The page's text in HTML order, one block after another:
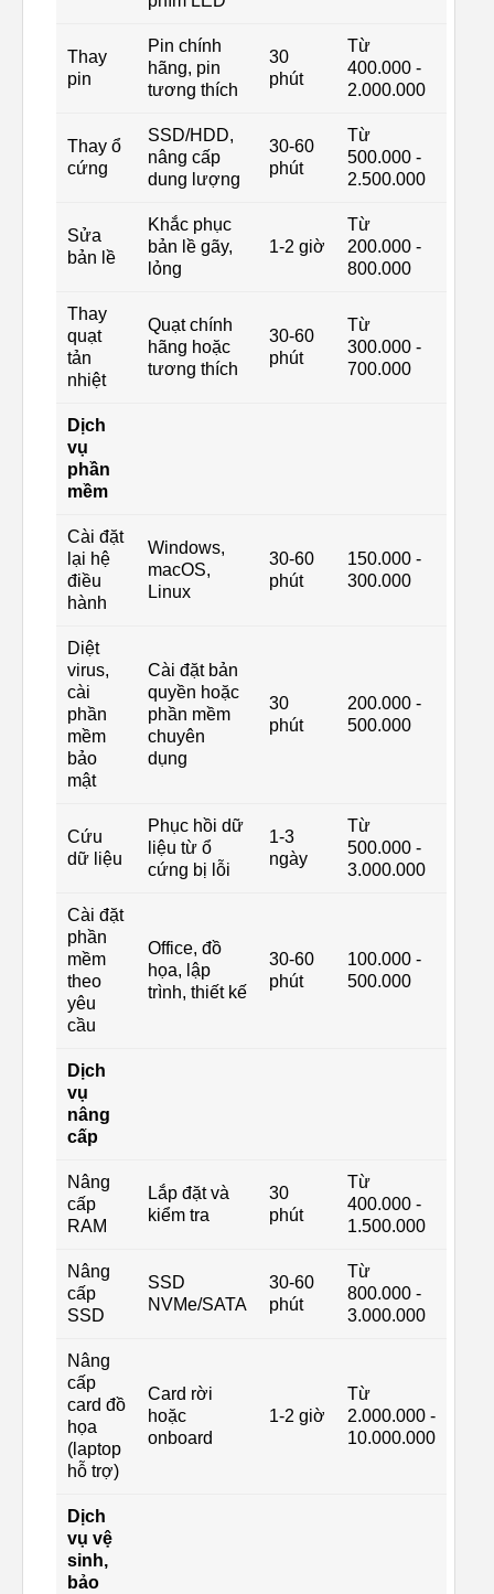
Thay
pin
Pin chính
hãng, pin
tương thích
30
phút
Từ
400.000 -
2.000.000
Thay ổ
cứng
SSD/HDD,
nâng cấp
dung lượng
30-60
phút
Từ
500.000 -
2.500.000
Sửa
bản lề
Khắc phục
bản lề gãy,
lỏng
1-2 giờ
Từ
200.000 -
800.000
Thay
quạt
tản
nhiệt
Quạt chính
hãng hoặc
tương thích
30-60
phút
Từ
300.000 -
700.000
Dịch
vụ
phần
mềm
Cài đặt
lại hệ
điều
hành
Windows,
macOS,
Linux
30-60
phút
150.000 -
300.000
Diệt
virus,
cài
phần
mềm
bảo
mật
Cài đặt bản
quyền hoặc
phần mềm
chuyên
dụng
30
phút
200.000 -
500.000
Cứu
dữ liệu
Phục hồi dữ
liệu từ ổ
cứng bị lỗi
1-3
ngày
Từ
500.000 -
3.000.000
Cài đặt
phần
mềm
theo
yêu
cầu
Office, đồ
họa, lập
trình, thiết kế
30-60
phút
100.000 -
500.000
Dịch
vụ
nâng
cấp
Nâng
cấp
RAM
Lắp đặt và
kiểm tra
30
phút
Từ
400.000 -
1.500.000
Nâng
cấp
SSD
SSD
NVMe/SATA
30-60
phút
Từ
800.000 -
3.000.000
Nâng
cấp
card đồ
họa
(laptop
hỗ trợ)
Card rời
hoặc
onboard
1-2 giờ
Từ
2.000.000 -
10.000.000
Dịch
vụ vệ
sinh,
bảo